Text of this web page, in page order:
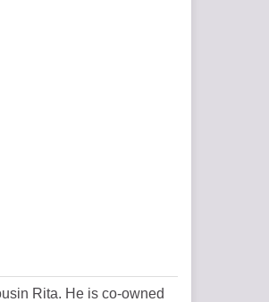
Rita. He is co-owned